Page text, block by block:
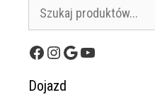
Facebook
Instagram
GoogleYouTube
Dojazd